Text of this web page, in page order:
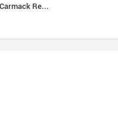
Dark Hadou (Mr. Carmack Remix)